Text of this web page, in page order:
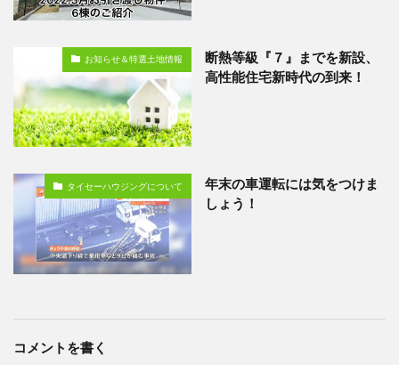
お知らせ＆特選土地情報
断熱等級『７』までを新設、
高性能住宅新時代の到来！
タイセーハウジングについて
年末の車運転には気をつけま
しょう！
コメントを書く